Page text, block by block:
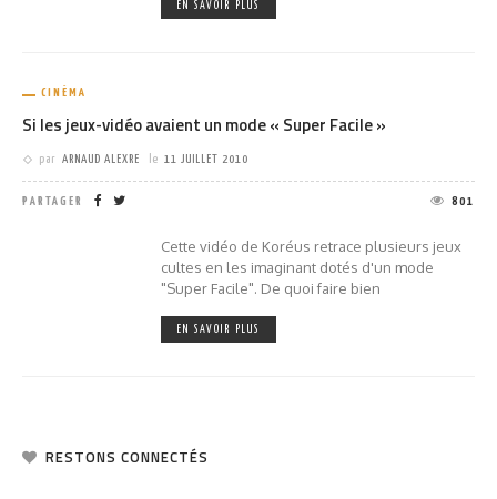
EN SAVOIR PLUS
CINÉMA
Si les jeux-vidéo avaient un mode « Super Facile »
par ARNAUD ALEXRE le 11 JUILLET 2010
PARTAGER 801
Cette vidéo de Koréus retrace plusieurs jeux
cultes en les imaginant dotés d'un mode
"Super Facile". De quoi faire bien
EN SAVOIR PLUS
RESTONS CONNECTÉS